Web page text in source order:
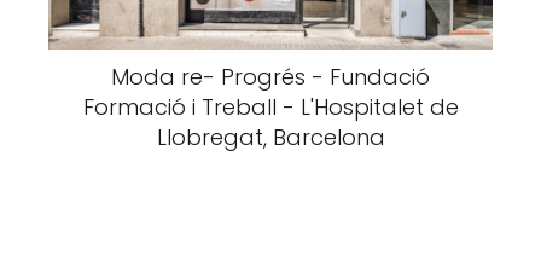
Moda re- Progrés - Fundació
Formació i Treball - L'Hospitalet de
Llobregat, Barcelona